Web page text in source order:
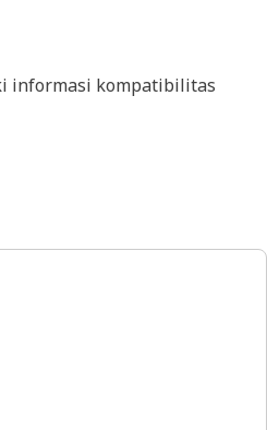
informasi kompatibilitas